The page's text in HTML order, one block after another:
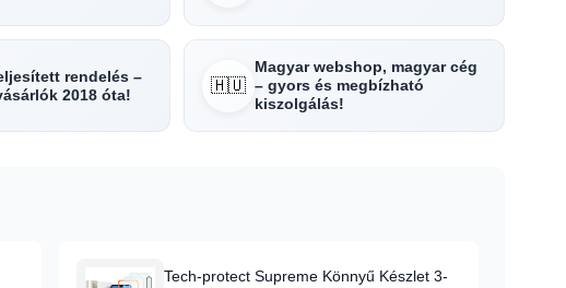
rendelés –
2018 óta!
🇭🇺
Magyar webshop, magyar cég
– gyors és megbízható
kiszolgálás!
Tech-protect Supreme Könnyű Készlet 3-